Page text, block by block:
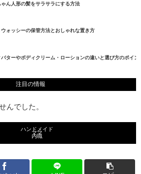
ゃん人形の髪をサラサラにする方法
ウォッシーの保管方法とおしゃれな置き方
バターやボディクリーム・ローションの違いと選び方のポイン
注目の情報
んでした。
ハンドメイド
ママ
内職